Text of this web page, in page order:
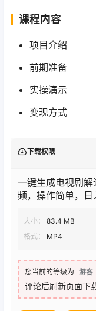
课程内容
项目介绍
前期准备
实操演示
变现方式
下载权限
一键生成电视剧
频，操作简单，日
大小：
83.4 MB
格式：
MP4
您当前的等级为 游客
评论后刷新页面下